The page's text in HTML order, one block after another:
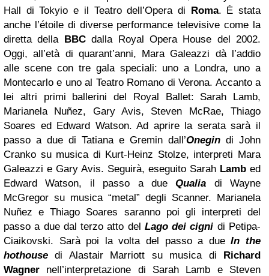
Hall di Tokyio e il Teatro dell’Opera di Roma. È stata
anche l’étoile di diverse performance televisive come la
diretta della BBCdalla Royal Opera House del 2002.
Oggi, all’età di quarant’anni, Mara Galeazzi dà l’addio
alle scene con tre gala speciali: uno a Londra, uno a
Montecarlo e uno al Teatro Romano di Verona. Accanto a
lei altri primi ballerini del Royal Ballet: Sarah Lamb,
Marianela Nuñez, Gary Avis, Steven McRae, Thiago
Soares ed Edward Watson. Ad aprire la serata sarà il
passo a due di Tatiana e Gremin dall’Onegin di John
Cranko su musica di Kurt-Heinz Stolze, interpreti Mara
Galeazzi e Gary Avis. Seguirà, eseguito Sarah Lamb ed
Edward Watson, il passo a dueQualia di Wayne
McGregor su musica “metal” degli Scanner. Marianela
Nuñez e Thiago Soares saranno poi gli interpreti del
passo a due dal terzo atto del Lago dei cigni di Petipa-
Ciaikovski. Sarà poi la volta del passo a dueIn the
hothouse di Alastair Marriott su musica di Richard
Wagner nell’interpretazione di Sarah Lamb e Steven